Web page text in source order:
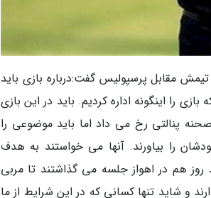
مقابل پرسپولیس گفت:درباره بازی باید
اینگونه اداره کردیم. باید در این بازی
پنالتی رخ می داد اما باید موضوعی را
را بیاورند. آنها می خواستند به هدف
روز هم در اهواز جلسه می گذاشتند تا مربی
و شاید تنها کسانی که در این شرایط از ما